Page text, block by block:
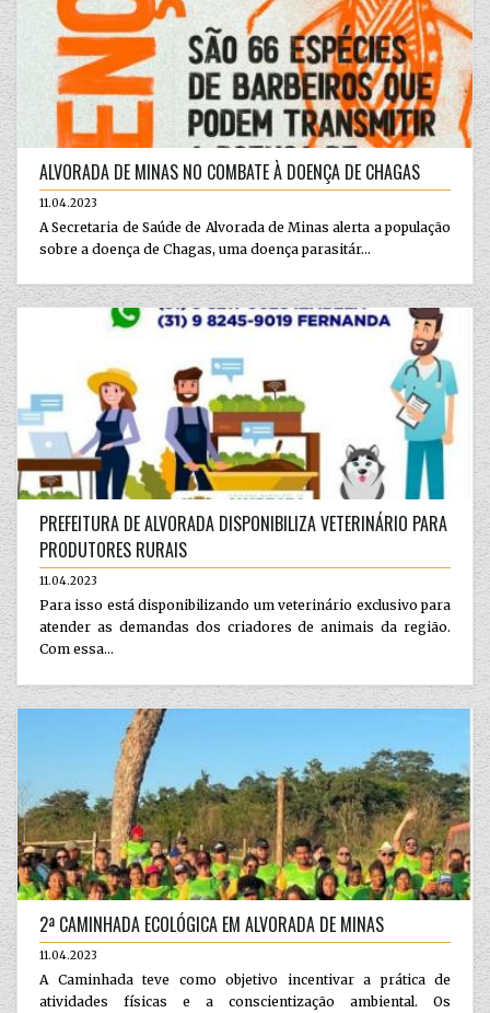
ALVORADA DE MINAS NO COMBATE À DOENÇA DE CHAGAS
11.04.2023
A Secretaria de Saúde de Alvorada de Minas alerta a população
sobre a doença de Chagas, uma doença parasitár...
PREFEITURA DE ALVORADA DISPONIBILIZA VETERINÁRIO PARA
PRODUTORES RURAIS
11.04.2023
Para isso está disponibilizando um veterinário exclusivo para
atender as demandas dos criadores de animais da região.
Com essa...
2ª CAMINHADA ECOLÓGICA EM ALVORADA DE MINAS
11.04.2023
A Caminhada teve como objetivo incentivar a prática de
atividades físicas e a conscientização ambiental. Os